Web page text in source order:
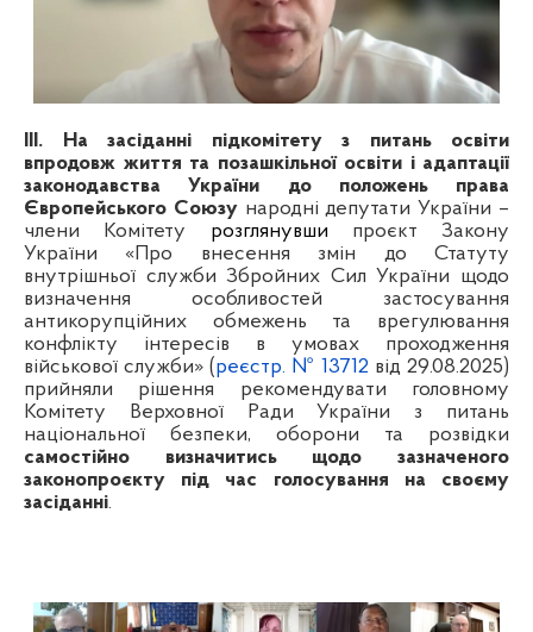
ІІІ. На засіданні підкомітету з питань освіти
впродовж життя та позашкільної освіти і адаптації
законодавства України до положень права
Європейського Союзу народні депутати України –
члени Комітету розглянувши проєкт Закону
України«Про внесення змін до Статуту
внутрішньої служби Збройних Сил України щодо
визначення особливостей застосування
антикорупційних обмежень та врегулювання
конфлікту інтересів в умовах проходження
військової служби» (реєстр. № 13712 від29.08.2025)
прийняли рішення рекомендувати головному
Комітету Верховної Ради України з питань
національної безпеки, оборони та розвідки
самостійно визначитись щодо зазначеного
законопроєкту під час голосування на своєму
засіданні.